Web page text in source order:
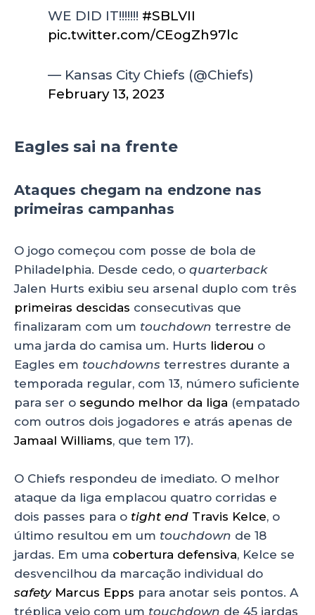
WE DID IT!!!!!!! #SBLVII
pic.twitter.com/CEogZh97lc
— Kansas City Chiefs (@Chiefs)
February 13, 2023
Eagles sai na frente
Ataques chegam na endzone nas
primeiras campanhas
O jogo começou com posse de bola de
Philadelphia. Desde cedo, o quarterback
Jalen Hurts exibiu seu arsenal duplo com três
primeiras descidas consecutivas que
finalizaram com um touchdown terrestre de
uma jarda do camisa um. Hurts liderou o
Eagles em touchdowns terrestres durante a
temporada regular, com 13, número suficiente
para ser o segundo melhor da liga (empatado
com outros dois jogadores e atrás apenas de
Jamaal Williams, que tem 17).
O Chiefs respondeu de imediato. O melhor
ataque da liga emplacou quatro corridas e
dois passes para o tight end Travis Kelce, o
último resultou em um touchdown de 18
jardas. Em uma cobertura defensiva, Kelce se
desvencilhou da marcação individual do
safety Marcus Epps para anotar seis pontos. A
tréplica veio com um touchdown de 45 jardas